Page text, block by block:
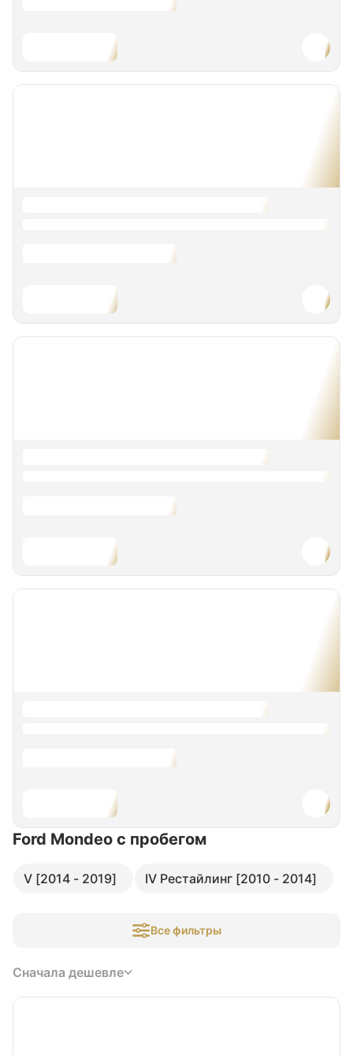
Ford Mondeo с пробегом
V [2014 - 2019] IV Рестайлинг [2010 - 2014]
Все фильтры
Сначала дешевле